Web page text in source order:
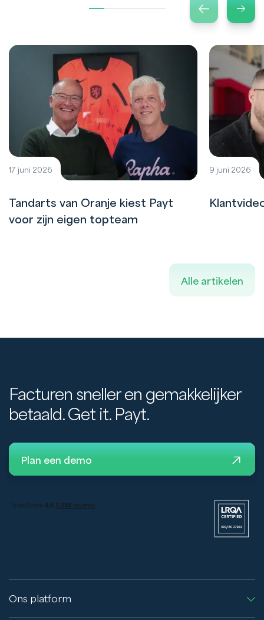
17 juni 2026
Tandarts van Oranje kiest Payt
voor zijn eigen topteam
9 juni 2026
Alle artikelen
Facturen sneller en gemakkelijker
betaald. Get it. Payt.
Plan een demo
Ons platform